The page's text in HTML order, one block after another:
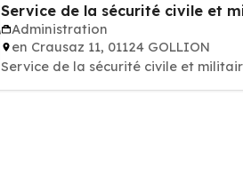
Service de la sécurité civile et
Administration
en Crausaz 11, 01124 GOLLION
Service de la sécurité civile et